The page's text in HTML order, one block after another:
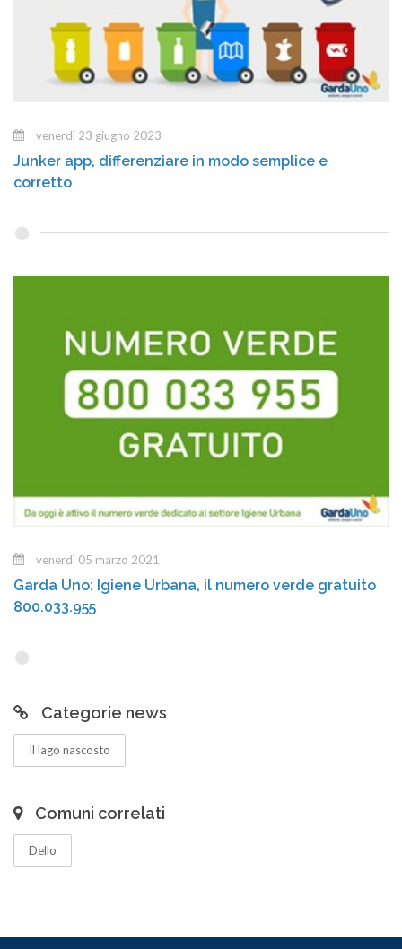
venerdì 23 giugno 2023
Junker app, differenziare in modo semplice e
corretto
venerdì 05 marzo 2021
Garda Uno: Igiene Urbana, il numero verde gratuito
800.033.955
Categorie news
Il lago nascosto
Comuni correlati
Dello